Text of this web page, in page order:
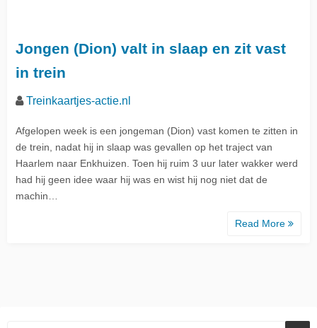
Jongen (Dion) valt in slaap en zit vast
in trein
Treinkaartjes-actie.nl
Afgelopen week is een jongeman (Dion) vast komen te zitten in
de trein, nadat hij in slaap was gevallen op het traject van
Haarlem naar Enkhuizen. Toen hij ruim 3 uur later wakker werd
had hij geen idee waar hij was en wist hij nog niet dat de
machin…
Read More